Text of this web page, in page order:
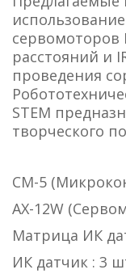
сервомоторов
расстояний и
проведения
STEM
творческого
CM-5
AX-12W
Матрица ИК
ИК датчик : 3